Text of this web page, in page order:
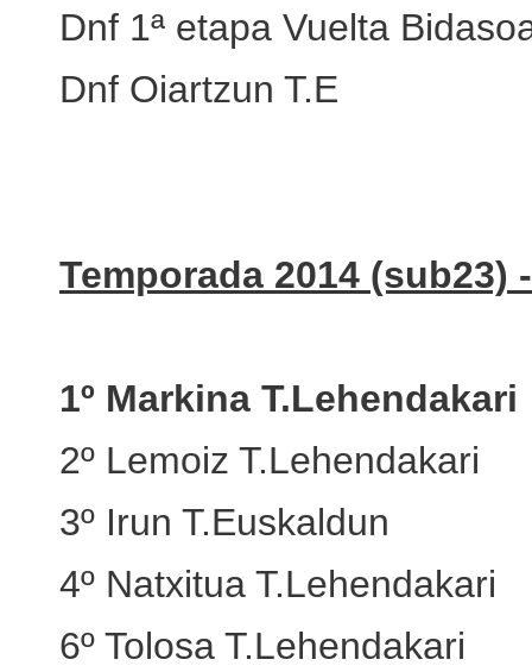
Dnf 1ª etapa Vuelta
Dnf Oiartzun T.E
Temporada 2014 (sub23)
1º Markina T.Lehendakari
2º Lemoiz T.Lehendakari
3º Irun T.Euskaldun
4º Natxitua T.Lehendakari
6º Tolosa T.Lehendakari